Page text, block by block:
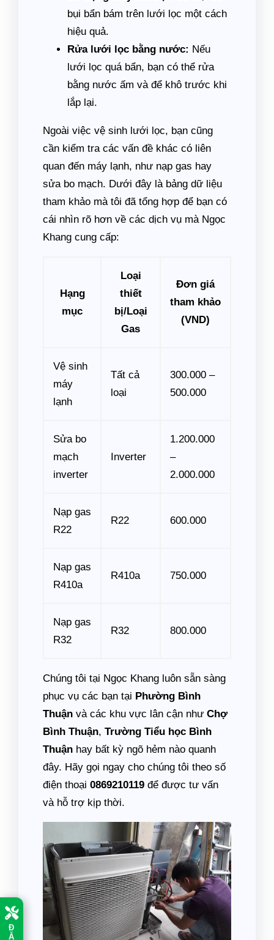
Đ
Ặ
bụi bẩn bám trên lưới lọc một cách
hiệu quả.
Rửa lưới lọc bằng nước: Nếu
lưới lọc quá bẩn, bạn có thể rửa
bằng nước ấm và để khô trước khi
lắp lại.
Ngoài việc vệ sinh lưới lọc, bạn cũng
cần kiểm tra các vấn đề khác có liên
quan đến máy lạnh, như nạp gas hay
sửa bo mạch. Dưới đây là bảng dữ liệu
tham khảo mà tôi đã tổng hợp để bạn có
cái nhìn rõ hơn về các dịch vụ mà Ngọc
Khang cung cấp:
Hạng
mục
Loại
thiết
bị/Loại
Gas
Đơn giá
tham khảo
(VND)
Vệ sinh
máy
lạnh
Tất cả
loại
300.000 –
500.000
Sửa bo
mạch
inverter
Inverter
1.200.000
–
2.000.000
Nạp gas
R22
R22 600.000
Nạp gas
R410a
R410a 750.000
Nạp gas
R32
R32 800.000
Chúng tôi tại Ngọc Khang luôn sẵn sàng
phục vụ các bạn tại Phường Bình
Thuận và các khu vực lân cận như Chợ
Bình Thuận, Trường Tiểu học Bình
Thuận hay bất kỳ ngõ hẻm nào quanh
đây. Hãy gọi ngay cho chúng tôi theo số
điện thoại 0869210119 để được tư vấn
và hỗ trợ kịp thời.